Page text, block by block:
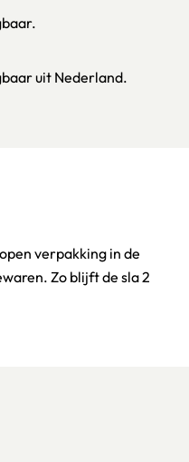
uit Nederland.
verpakking in de
Zo blijft de sla 2